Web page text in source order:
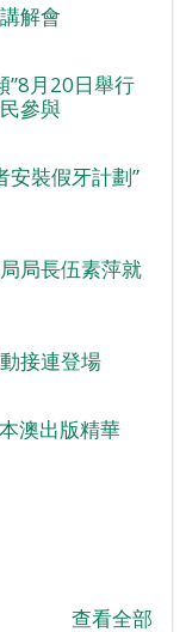
解會
”8月20日舉行
參與
安裝假牙計劃”
局長伍素萍就
接連登場
澳出版精華
查看全部